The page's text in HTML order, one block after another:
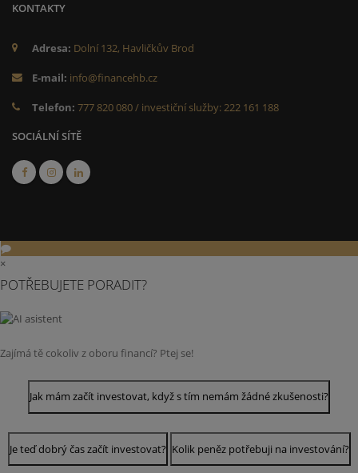
KONTAKTY
Adresa: Dolní 132, Havličkův Brod
E-mail: info@financehb.cz
Telefon: 777 820 080 / investiční služby: 222 161 188
SOCIÁLNÍ SÍTĚ
×
POTŘEBUJETE PORADIT?
Zajímá tě cokoliv z oboru financí? Ptej se!
Jak mám začít investovat, když s tím nemám žádné zkušenosti?
Je teď dobrý čas začít investovat? Kolik peněz potřebuji na investování?